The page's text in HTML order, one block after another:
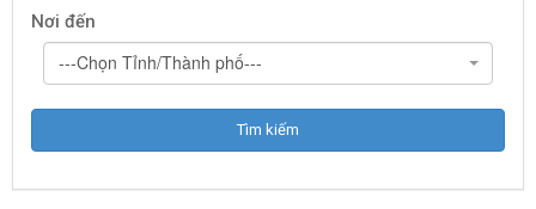
Nơi đến
---Chọn Tỉnh/Thành phố---